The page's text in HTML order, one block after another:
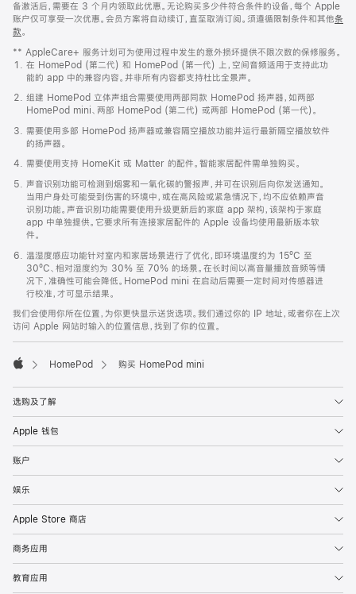
备激活后，需要在 3 个月内领取此优惠。无论购买多少件符合条件的设备，每个 Apple
账户仅可享受一次优惠。会员方案将自动续订，直至取消订阅。须遵循限制条件和其他条
款。
窗
口
中
打
开)
** AppleCare+ 服务计划可为使用过程中发生的意外损坏提供不限次数的保修服务。
在 HomePod (第二代) 和 HomePod (第一代) 上，空间音频适用于支持此功
能的 app 中的兼容内容。并非所有内容都支持杜比全景声。
组建 HomePod 立体声组合需要使用两部同款 HomePod 扬声器，如两部
HomePod mini、两部 HomePod (第二代) 或两部 HomePod (第一代)。
需要使用多部 HomePod 扬声器或兼容隔空播放功能并运行最新隔空播放软件
的扬声器。
需要使用支持 HomeKit 或 Matter 的配件。智能家居配件需单独购买。
声音识别功能可检测到烟雾和一氧化碳的警报声，并可在识别后向你发送通知。
当用户身处可能受到伤害的环境中，或在高风险或紧急情况下，均不应依赖声音
识别功能。声音识别功能需要使用升级更新后的家庭 app 架构，该架构于家庭
app 中单独提供。它要求所有连接家居配件的 Apple 设备均使用最新版本软
件。
温湿度感应功能针对室内和家居场景进行了优化，即环境温度约为 15ºC 至
30ºC、相对湿度约为 30% 至 70% 的场景。在长时间以高音量播放音频等情
况下，准确性可能会降低。HomePod mini 在启动后需要一定时间对传感器进
行校准，才可显示结果。
我们会使用你所在位置，为你更快显示送货选项。我们通过你的 IP 地址，或者你在上次
访问 Apple 网站时输入的位置信息，找到了你的位置。
HomePod 购买 HomePod mini
选购及了解
Apple 钱包
账户
娱乐
Apple Store 商店
商务应用
教育应用